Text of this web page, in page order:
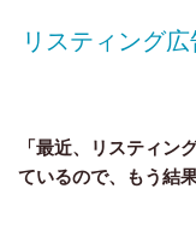
リスティング
「最近、リスティン
ているので、もう結